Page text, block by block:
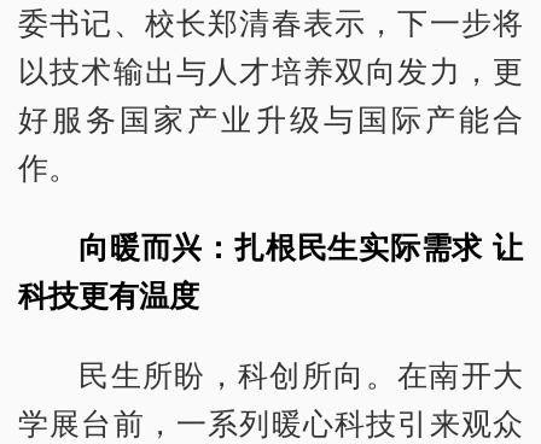
委书记、校长郑清春表示，下一步将
以技术输出与人才培养双向发力，更
好服务国家产业升级与国际产能合
作。
向暖而兴：扎根民生实际需求 让
科技更有温度
民生所盼，科创所向。在南开大
学展台前，一系列暖心科技引来观众